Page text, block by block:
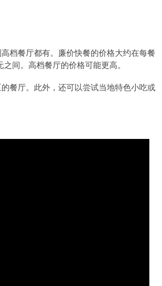
档餐厅都有。廉价快餐的价格大约在每餐
间。高档餐厅的价格可能更高。
餐厅。此外，还可以尝试当地特色小吃或